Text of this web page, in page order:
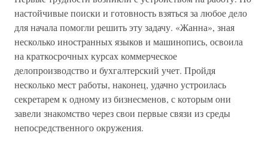
настойчивые поиски и готовность взяться за любое дело
для начала помогли решить эту задачу. «Жанна», зная
несколько иностранных языков и машинопись, освоила
на краткосрочных курсах коммерческое
делопроизводство и бухгалтерский учет. Пройдя
несколько мест работы, наконец, удачно устроилась
секретарем к одному из бизнесменов, с которым они
завели знакомство через свои первые связи из среды
непосредственного окружения.